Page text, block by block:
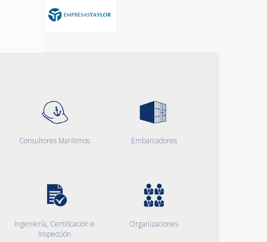
Consultores Marítimos Embarcadores
Ingeniería, Certificación e
Inspección
Organizaciones